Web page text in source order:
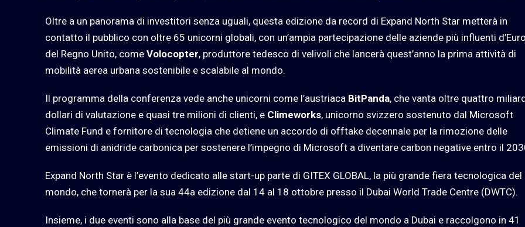
Oltre a un panorama di investitori senza uguali, questa edizione da record di Expand North Star metterà in
contatto il pubblico con oltre 65 unicorni globali, con un’ampia partecipazione delle aziende più influenti
del Regno Unito, come Volocopter, produttore tedesco di velivoli che lancerà quest’anno la prima attività di
mobilità aerea urbana sostenibile e scalabile al mondo.
Il programma della conferenza vede anche unicorni come l’austriaca BitPanda, che vanta oltre quattro
dollari di valutazione e quasi tre milioni di clienti, e Climeworks, unicorno svizzero sostenuto dal Microsoft
Climate Fund e fornitore di tecnologia che detiene un accordo di offtake decennale per la rimozione delle
emissioni di anidride carbonica per sostenere l’impegno di Microsoft a diventare carbon negative entro il
Expand North Star è l’evento dedicato alle start-up parte di GITEX GLOBAL, la più grande fiera tecnologica del
mondo, che tornerà per la sua 44a edizione dal 14 al 18 ottobre presso il Dubai World Trade Centre (DWTC).
Insieme, i due eventi sono alla base del più grande evento tecnologico del mondo a Dubai e raccolgono in 41